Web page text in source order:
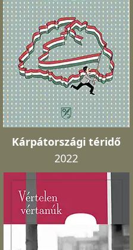
Kárpátországi téridő
2022